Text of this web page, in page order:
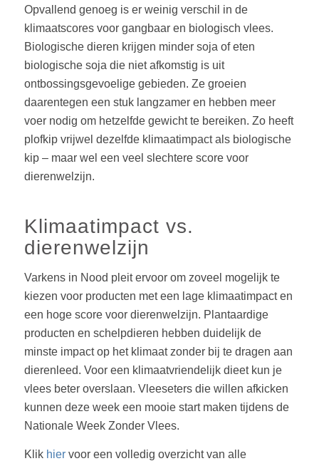
Opvallend genoeg is er weinig verschil in de
klimaatscores voor gangbaar en biologisch vlees.
Biologische dieren krijgen minder soja of eten
biologische soja die niet afkomstig is uit
ontbossingsgevoelige gebieden. Ze groeien
daarentegen een stuk langzamer en hebben meer
voer nodig om hetzelfde gewicht te bereiken. Zo heeft
plofkip vrijwel dezelfde klimaatimpact als biologische
kip – maar wel een veel slechtere score voor
dierenwelzijn.
Klimaatimpact vs.
dierenwelzijn
Varkens in Nood pleit ervoor om zoveel mogelijk te
kiezen voor producten met een lage klimaatimpact en
een hoge score voor dierenwelzijn. Plantaardige
producten en schelpdieren hebben duidelijk de
minste impact op het klimaat zonder bij te dragen aan
dierenleed. Voor een klimaatvriendelijk dieet kun je
vlees beter overslaan. Vleeseters die willen afkicken
kunnen deze week een mooie start maken tijdens de
Nationale Week Zonder Vlees.
Klik hier voor een volledig overzicht van alle